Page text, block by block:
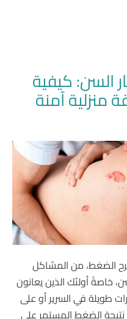
السن: كيفية
منزلية آمنة
الضغط، من المشاكل
خاصةً أولئك الذين يعانون
طويلة في السرير أو على
الضغط المستمر على